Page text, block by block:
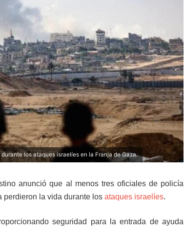
los ataques israelíes en la Franja de Gaza.
anunció que al menos tres oficiales de policía
perdieron la vida durante losataques israelíes.
seguridad para la entrada de ayuda